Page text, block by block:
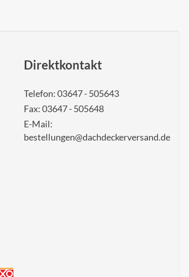
Direktkontakt
Telefon: 03647 - 505643
Fax: 03647 - 505648
E-Mail:
bestellungen@dachdeckerversand.de